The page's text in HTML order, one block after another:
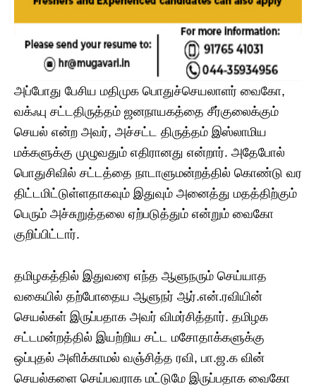
அப்போது பேசிய மதிமுக பொதுச்செயலாளர் வைகோ,
வக்ஃபு சட்டதிருத்தம் ஜனநாயகத்தை சீர்குலைக்கும்
செயல் என்ற அவர், அச்சட்ட திருத்தம் இஸ்லாமிய
மக்களுக்கு முழுவதும் எதிரானது என்றார். அதேபோல்
பொதுசிவில் சட்டத்தை நாடாளுமன்றத்தில் கொண்டு வர
திட்டமிட்டுள்ளதாகவும் இதுவும் அனைத்து மதத்திற்கும்
பெரும் அச்சுறுத்தலை ஏற்படுத்தும் என்றும் வைகோ
குறிப்பிட்டார்.
தமிழகத்தில் இதுவரை எந்த ஆளுநரும் செய்யாத
வகையில் தற்போதைய ஆளுநர் ஆர்.என்.ரவியின்
செயல்கள் இருப்பதாக அவர் விமர்சித்தார். தமிழக
சட்டமன்றத்தில் இயற்றிய சட்ட மசோதாக்களுக்கு
ஒப்புதல் அளிக்காமல் வஞ்சித்த ரவி, பா.ஜ.க வின்
செயல்களை செய்பவராக மட்டுமே இருப்பதாக வைகோ